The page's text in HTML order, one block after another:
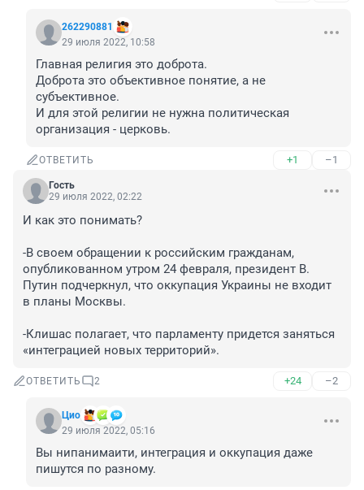
262290881
29 июля 2022, 10:58
Главная религия это доброта.
Доброта это объективное понятие, а не
субъективное.
И для этой религии не нужна политическая
организация - церковь.
ОТВЕТИТЬ +1 –1
Гость
29 июля 2022, 02:22
И как это понимать?
-В своем обращении к российским гражданам,
опубликованном утром 24 февраля, президент В.
Путин подчеркнул, что оккупация Украины не входит
в планы Москвы.
-Клишас полагает, что парламенту придется заняться
«интеграцией новых территорий».
ОТВЕТИТЬ 2 +24 –2
Цио
29 июля 2022, 05:16
Вы нипанимаити, интеграция и оккупация даже
пишутся по разному.